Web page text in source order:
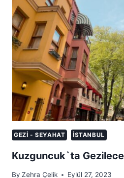
GEZI - SEYAHAT İSTANBUL
Kuzguncuk`ta
By Zehra Çelik Eylül 27, 2023